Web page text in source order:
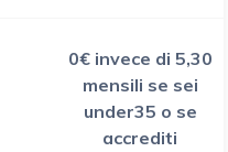
0€ invece di 5,30
mensili se sei
under35 o se
accrediti